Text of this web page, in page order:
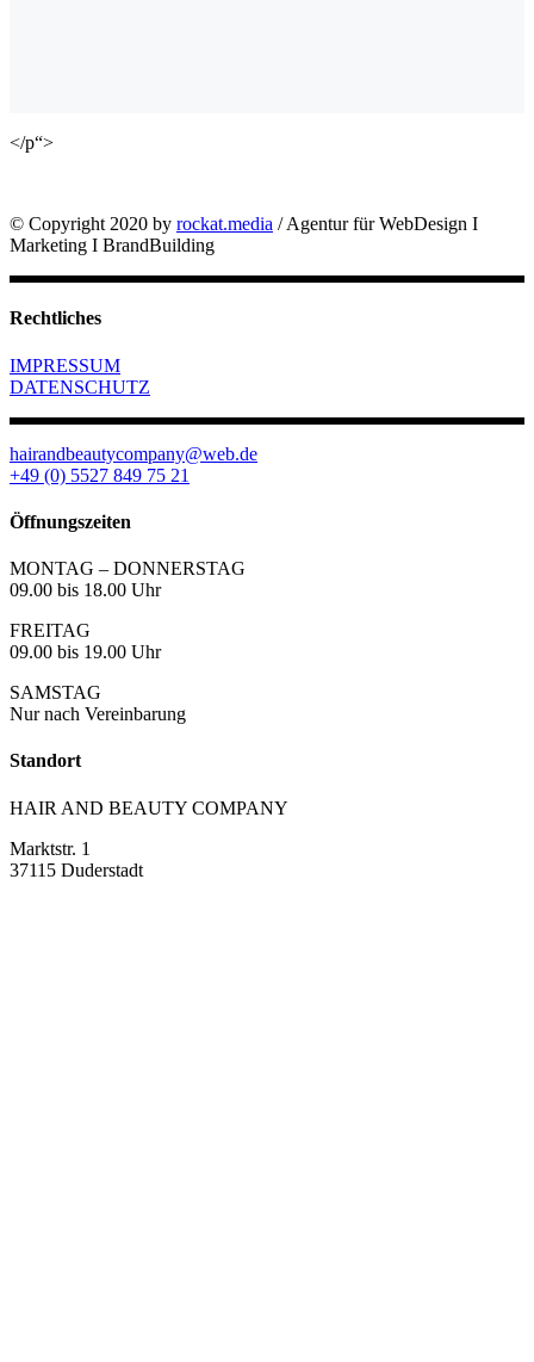
</p“>
© Copyright 2020 by rockat.media / Agentur für WebDesign I
Marketing I BrandBuilding
Rechtliches
IMPRESSUM
DATENSCHUTZ
hairandbeautycompany@web.de
+49 (0) 5527 849 75 21
Öffnungszeiten
MONTAG – DONNERSTAG
09.00 bis 18.00 Uhr
FREITAG
09.00 bis 19.00 Uhr
SAMSTAG
Nur nach Vereinbarung
Standort
HAIR AND BEAUTY COMPANY
Marktstr. 1
37115 Duderstadt